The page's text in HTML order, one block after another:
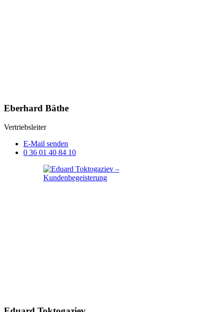
Eberhard Bäthe
Vertriebsleiter
E-Mail senden
0 36 01 40 84 10